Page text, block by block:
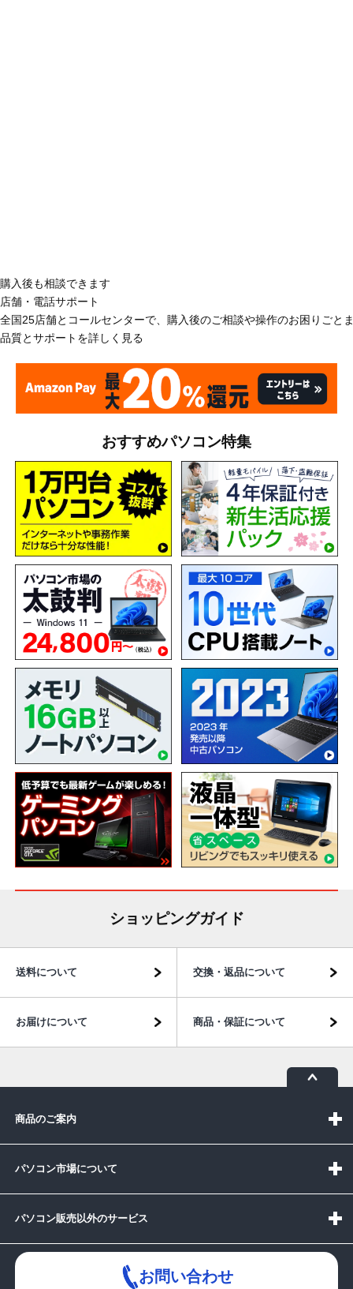
購入後も相談できます
店舗・電話サポート
全国25店舗とコールセンターで、購入後のご相談や操作のお困りごと
品質とサポートを詳しく見る
おすすめパソコン特集
ショッピングガイド
送料について 交換・返品について
お届けについて 商品・保証について
商品のご案内
パソコン市場について
パソコン販売以外のサービス
お問い合わせ